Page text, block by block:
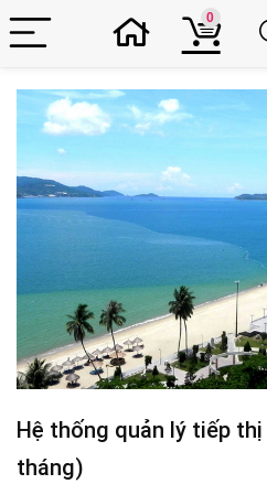
0
Hệ thống quản lý tiếp
tháng)